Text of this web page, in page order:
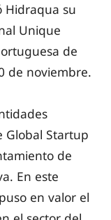
Hidraqua su
Unique
de
de noviembre.
Global Startup
de
En este
en valor el